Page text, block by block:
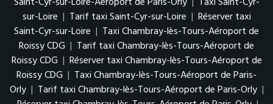
sur-Loire | Tarif taxi Saint-Cyr-sur-Loire | Réserver taxi
Saint-Cyr-sur-Loire | Taxi Chambray-lès-Tours-Aéroport de
Roissy CDG | Tarif taxi Chambray-lès-Tours-Aéroport de
Roissy CDG | Réserver taxi Chambray-lès-Tours-Aéroport de
Roissy CDG | Taxi Chambray-lès-Tours-Aéroport de Paris-
Orly | Tarif taxi Chambray-lès-Tours-Aéroport de Paris-Orly |